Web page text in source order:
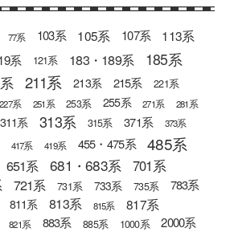
77系 103系 105系 107系 113系
系 121系 183・189系 185系
211系 213系 215系 221系
227系 251系 253系 255系 271系
281系
311系 313系 315系 371系 373系
417系 419系 455・475系 485系
651系 681・683系 701系
721系 731系 733系 735系 783系
811系 813系 815系 817系
821系 883系 885系 1000系 2000系